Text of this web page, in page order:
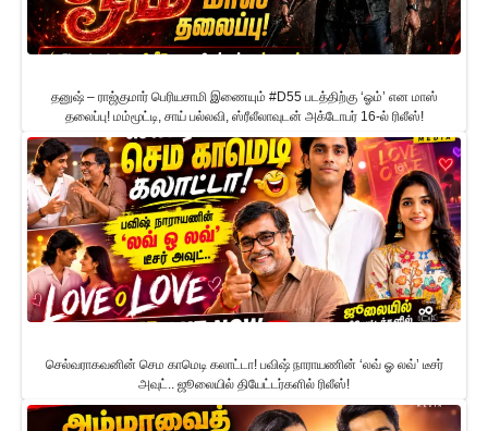
தனுஷ் – ராஜ்குமார் பெரியசாமி இணையும் #D55 படத்திற்கு ‘ஓம்’ என மாஸ்
தலைப்பு! மம்மூட்டி, சாய் பல்லவி, ஸ்ரீலீலாவுடன் அக்டோபர் 16-ல் ரிலீஸ்!
செல்வராகவனின் செம காமெடி கலாட்டா! பவிஷ் நாராயணின் ‘லவ் ஓ லவ்’ டீசர்
அவுட்.. ஜூலையில் தியேட்டர்களில் ரிலீஸ்!